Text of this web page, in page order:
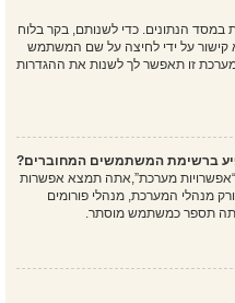
הנתונים. כדי לשנותם, בקר בלוח
על ידי לחיצה על שם המשתמש
זו תאפשר לך לשנות את ההגדרות
ברשימת המשתמשים המחוברים?
מערכת”,אתה תמצא אפשרות
ורק מנהלי המערכת, מנהלי פורומים
תספר כמשתמש מוסתר.